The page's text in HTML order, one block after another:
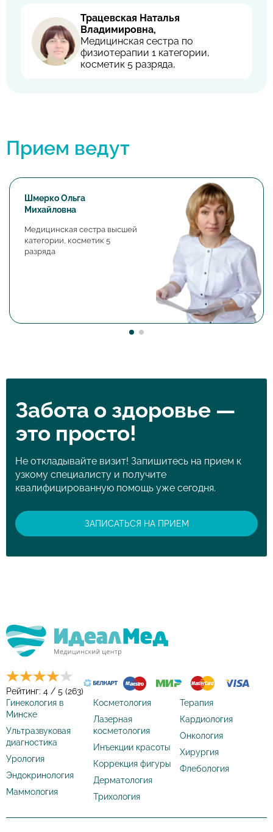
Трацевская Наталья
Владимировна,
Медицинская сестра по
физиотерапии 1 категории,
косметик 5 разряда,
Прием ведут
Шмерко Ольга
Михайловна
Медицинская сестра высшей
категории, косметик 5
разряда
Забота о здоровье —
это просто!
Не откладывайте визит! Запишитесь на прием к
узкому специалисту и получите
квалифицированную помощь уже сегодня.
ЗАПИСАТЬСЯ НА ПРИЕМ
Рейтинг: 4 / 5 (263)
Гинекология в
Минске
Ультразвуковая
диагностика
Урология
Эндокринология
Маммология
Косметология
Лазерная
косметология
Инъекции красоты
Коррекция фигуры
Дерматология
Трихология
Терапия
Кардиология
Онкология
Хирургия
Флебология